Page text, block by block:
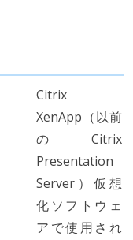
Citrix
XenApp（以前
のCitrix
Presentation
Server）仮想
化ソフトウェ
アで使用され